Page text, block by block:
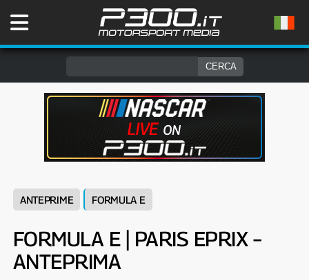
ANTEPRIME FORMULA E
FORMULA E | PARIS EPRIX –
ANTEPRIMA